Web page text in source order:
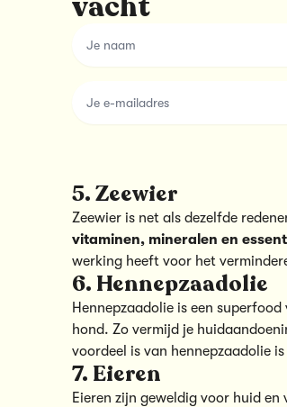
5. Zeewier
Zeewier is net als dezelfde
vitaminen, mineralen en
werking heeft voor het
6. Hennepzaadolie
Hennepzaadolie is een
hond. Zo vermijd je
voordeel is van hennepzaadolie
7. Eieren
Eieren zijn geweldig voor huid